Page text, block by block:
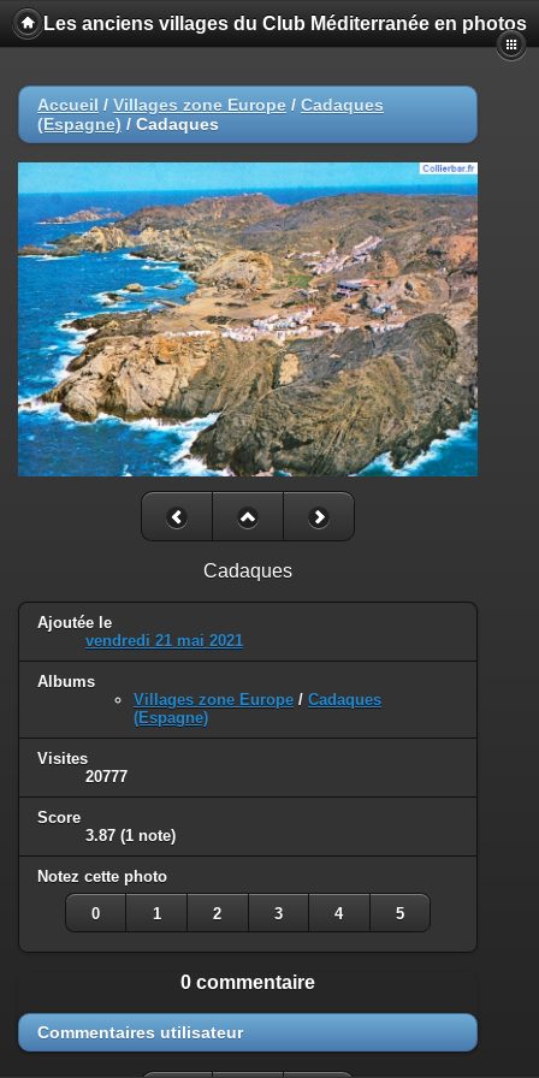
Les anciens villages du Club Méditerranée en photos
Accueil / Villages zone Europe / Cadaques
(Espagne) / Cadaques
Cadaques
Ajoutée le
vendredi 21 mai 2021
Albums
Villages zone Europe / Cadaques
(Espagne)
Visites
20777
Score
3.87 (1 note)
Notez cette photo
0 1 2 3 4 5
0 commentaire
Commentaires utilisateur